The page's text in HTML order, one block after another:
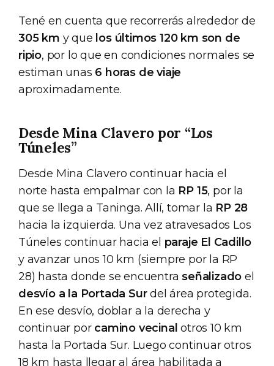
Tené en cuenta que recorrerás alrededor de
305 km y que los últimos 120 km son de
ripio, por lo que en condiciones normales se
estiman unas 6 horas de viaje
aproximadamente.
Desde Mina Clavero por “Los
Túneles”
Desde Mina Clavero continuar hacia el
norte hasta empalmar con la RP 15, por la
que se llega a Taninga. Allí, tomar la RP 28
hacia la izquierda. Una vez atravesados Los
Túneles continuar hacia el paraje El Cadillo
y avanzar unos 10 km (siempre por la RP
28) hasta donde se encuentraseñalizado el
desvío a la Portada Surdel área protegida.
En ese desvío, doblar a la derecha y
continuar por camino vecinal otros 10 km
hasta la Portada Sur. Luego continuar otros
18 km hasta llegar al área habilitada a